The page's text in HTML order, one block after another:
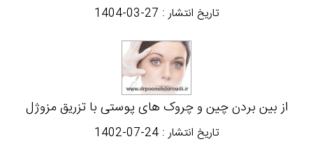
تاریخ انتشار : 1404-03-27
از بین بردن چین و چروک های پوستی با تزریق مزوژل
تاریخ انتشار :1402-07-24